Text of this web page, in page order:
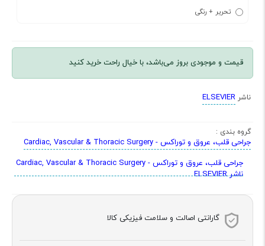
تحریر + رنگی
قیمت و موجودی بروز می‌باشد، با خیال راحت خرید کنید
ناشر ELSEVIER
گروه بندی :
جراحی قلب، عروق و توراکس - Cardiac, Vascular & Thoracic Surgery
جراحی قلب، عروق و توراکس - Cardiac, Vascular & Thoracic Surgery
ناشر ELSEVIER
گارانتی اصالت و سلامت فیزیکی کالا